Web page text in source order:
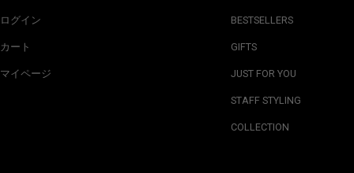
ログイン
カート
マイページ
BESTSELLERS
GIFTS
JUST FOR YOU
STAFF STYLING
COLLECTION